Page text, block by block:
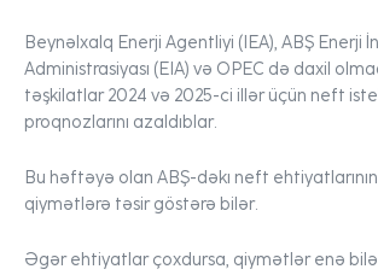
Beynəlxalq Enerji Agentliyi (IEA), ABŞ Enerji
Administrasiyası (EIA) və OPEC də daxil
təşkilatlar 2024 və 2025-ci illər üçün neft
proqnozlarını azaldıblar.
Bu həftəyə olan ABŞ-dəkı neft
qiymətlərə təsir göstərə bilər.
Əgər ehtiyatlar çoxdursa, qiymətlər enə